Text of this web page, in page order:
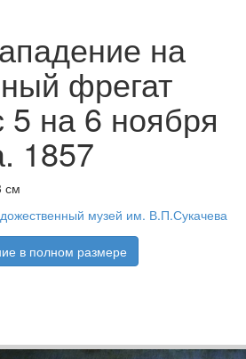
на
фрегат
на 6 ноября
1857
см
музей им. В.П.Сукачева
в полном размере